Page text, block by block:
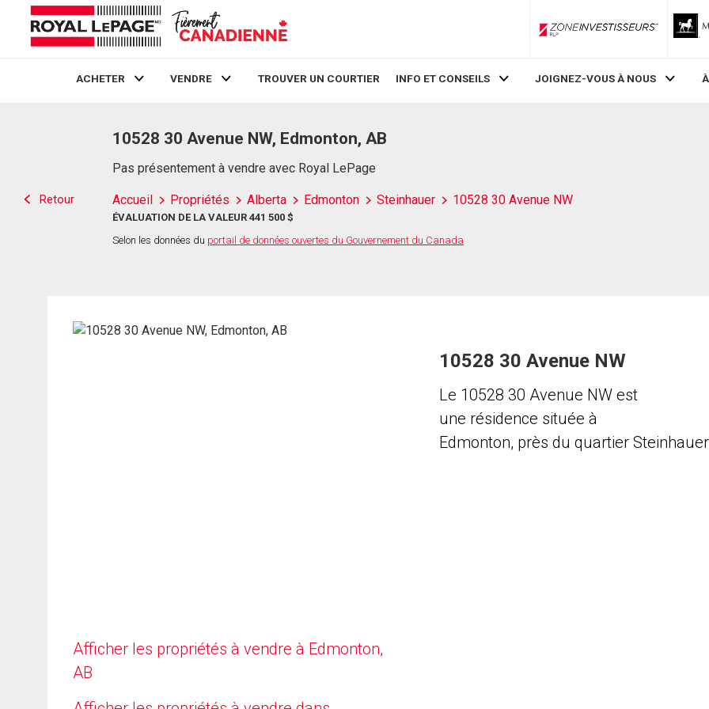
ZoneInvestisseurs RLP
ACHETER VENDRE TROUVER UN COURTIER INFO ET CONSEILS JOIGNEZ-VOUS À NOUS
Retour
10528 30 Avenue NW, Edmonton, AB
Pas présentement à vendre avec Royal LePage
Accueil Propriétés Alberta Edmonton Steinhauer 10528 30 Avenue NW
ÉVALUATION DE LA VALEUR 441 500 $
Selon les données du portail de données ouvertes du Gouvernement du Canada
Afficher les propriétés à vendre à Edmonton,
AB
10528 30 Avenue NW
Le 10528 30 Avenue NW est
une résidence située à
Edmonton, près du quartier